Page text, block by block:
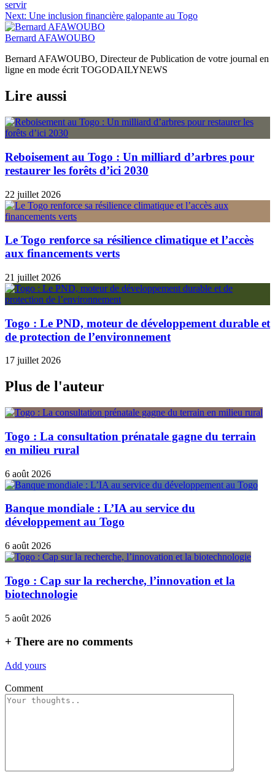
l’article
servir
Next: Une inclusion financière galopante au Togo
Bernard AFAWOUBO
Bernard AFAWOUBO, Directeur de Publication de votre journal en
ligne en mode écrit TOGODAILYNEWS
Lire aussi
Reboisement au Togo : Un milliard d’arbres pour
restaurer les forêts d’ici 2030
22 juillet 2026
Le Togo renforce sa résilience climatique et l’accès
aux financements verts
21 juillet 2026
Togo : Le PND, moteur de développement durable et
de protection de l’environnement
17 juillet 2026
Plus de l'auteur
Togo : La consultation prénatale gagne du terrain
en milieu rural
6 août 2026
Banque mondiale : L’IA au service du
développement au Togo
6 août 2026
Togo : Cap sur la recherche, l’innovation et la
biotechnologie
5 août 2026
+ There are no comments
Add yours
Comment